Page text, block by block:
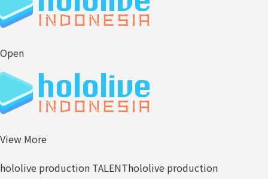
Open
View More
hololive production TALENThololive production